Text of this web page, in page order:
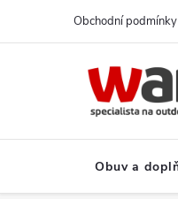
Obchodní podmínky
Obuv a